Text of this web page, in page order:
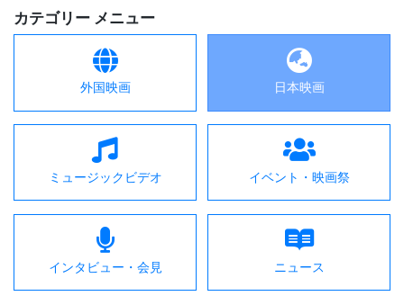
カテゴリー メニュー
外国映画 日本映画
ミュージックビデオ イベント・映画祭
インタビュー・会見 ニュース